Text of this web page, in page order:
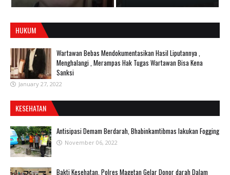
HUKUM
Wartawan Bebas Mendokumentasikan Hasil Liputannya ,
Menghalangi , Merampas Hak Tugas Wartawan Bisa Kena
Sanksi
January 27, 2022
KESEHATAN
Antisipasi Demam Berdarah, Bhabinkamtibmas lakukan Fogging
November 06, 2022
Bakti Kesehatan, Polres Magetan Gelar Donor darah Dalam